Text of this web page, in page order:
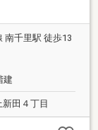
南千里駅 徒歩13
建
田４丁目